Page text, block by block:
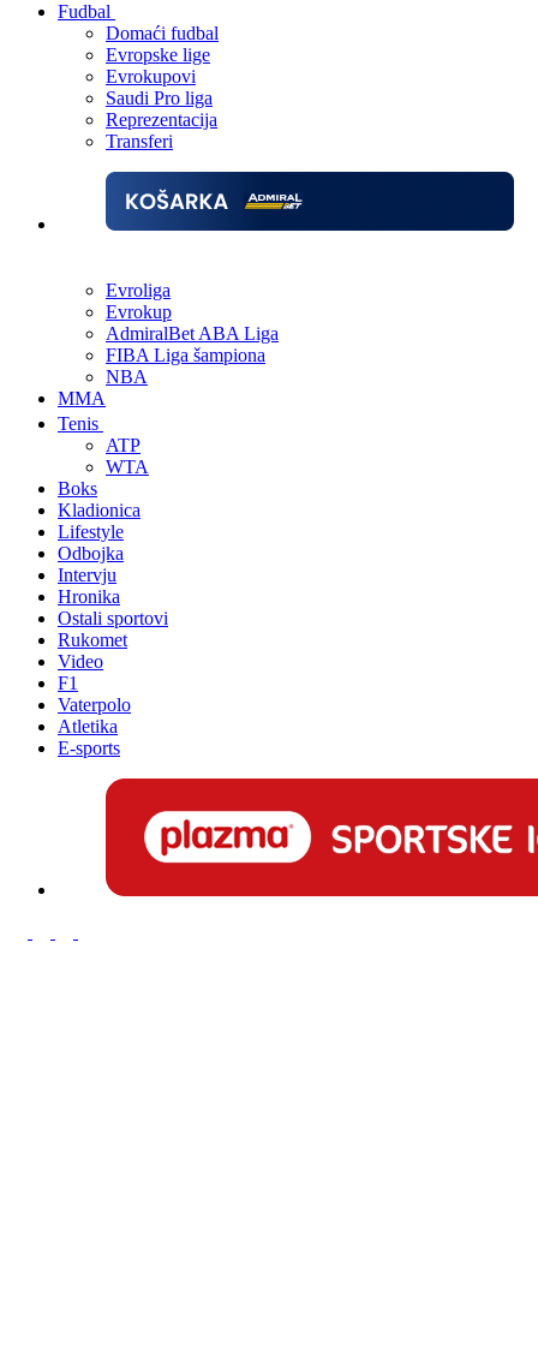
Fudbal
Domaći fudbal
Evropske lige
Evrokupovi
Saudi Pro liga
Reprezentacija
Transferi
Evroliga
Evrokup
AdmiralBet ABA Liga
FIBA Liga šampiona
NBA
MMA
Tenis
ATP
WTA
Boks
Kladionica
Lifestyle
Odbojka
Intervju
Hronika
Ostali sportovi
Rukomet
Video
F1
Vaterpolo
Atletika
E-sports